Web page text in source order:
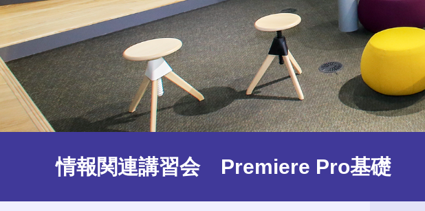
情報関連講習会 Premiere Pro基礎